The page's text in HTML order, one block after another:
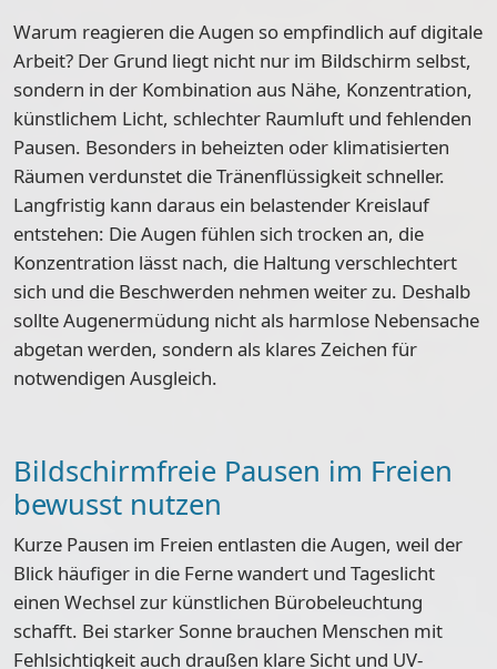
Warum reagieren die Augen so empfindlich auf digitale
Arbeit? Der Grund liegt nicht nur im Bildschirm selbst,
sondern in der Kombination aus Nähe, Konzentration,
künstlichem Licht, schlechter Raumluft und fehlenden
Pausen. Besonders in beheizten oder klimatisierten
Räumen verdunstet die Tränenflüssigkeit schneller.
Langfristig kann daraus ein belastender Kreislauf
entstehen: Die Augen fühlen sich trocken an, die
Konzentration lässt nach, die Haltung verschlechtert
sich und die Beschwerden nehmen weiter zu. Deshalb
sollte Augenermüdung nicht als harmlose Nebensache
abgetan werden, sondern als klares Zeichen für
notwendigen Ausgleich.
Bildschirmfreie Pausen im Freien
bewusst nutzen
Kurze Pausen im Freien entlasten die Augen, weil der
Blick häufiger in die Ferne wandert und Tageslicht
einen Wechsel zur künstlichen Bürobeleuchtung
schafft. Bei starker Sonne brauchen Menschen mit
Fehlsichtigkeit auch draußen klare Sicht und UV-